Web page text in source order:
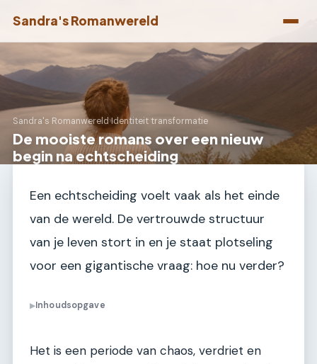
Sandra's Romanwereld
Sandra's Romanwereld›Identiteit transformatie
De mooiste romans over een nieuw
begin na echtscheiding
Een echtscheiding voelt vaak als het einde
van de wereld. De vertrouwde structuur
van je leven stort in en je staat plotseling
voor een gigantische vraag: hoe nu verder?
▶Inhoudsopgave
Het is een periode van chaos, verdriet en